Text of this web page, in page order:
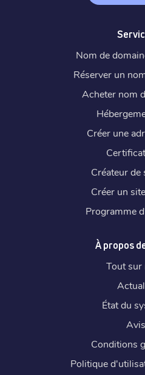
Nom de
Réserver un
Acheter nom
Créer une
Certificat
Créateur de
Créer un
Programme
À propos
Tout sur
État du
Avis
Conditions
Politique